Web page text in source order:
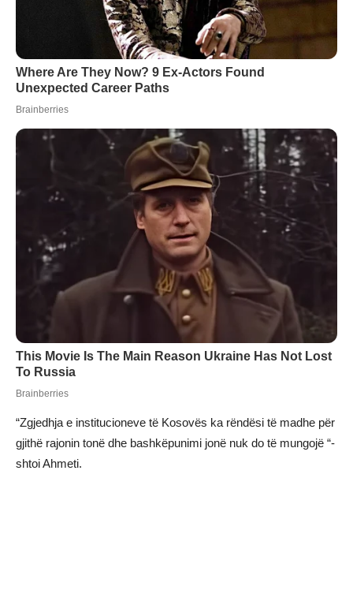
“Zgjedhja e institucioneve të Kosovës ka rëndësi të madhe për
gjithë rajonin tonë dhe bashkëpunimi jonë nuk do të mungojë “-
shtoi Ahmeti.